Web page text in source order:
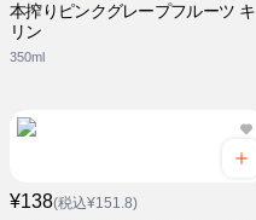
本搾りピンクグレープフルーツ キ
リン
350ml
¥138(税込¥151.8)